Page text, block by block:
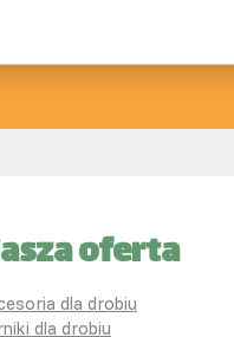
oferta
dla drobiu
dla drobiu